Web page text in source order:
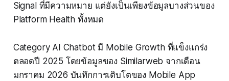
Signal ที่มีความหมาย แต่ยังเป็นเพียงข้อมูลบางส่วนของ
Platform Health ทั้งหมด
Category AI Chatbot มี Mobile Growth ที่แข็งแกร่ง
ตลอดปี 2025 โดยข้อมูลของ Similarweb จากเดือน
มกราคม 2026 บันทึกการเติบโตของ Mobile App